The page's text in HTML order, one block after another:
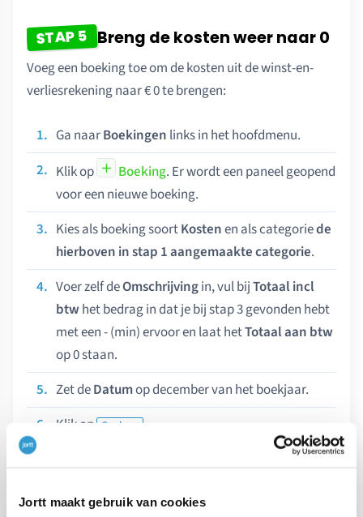
Jortt maakt gebruik van cookies
STAP 5 Breng de kosten weer naar 0
Voeg een boeking toe om de kosten uit de winst-en-
verliesrekening naar € 0 te brengen:
Ga naarBoekingen links in het hoofdmenu.
Klik op
Boeking. Er wordt een paneel geopend
voor een nieuwe boeking.
Kies als boeking soortKostenen als categoriede
hierboven in stap 1 aangemaakte categorie.
Voer zelf deOmschrijvingin, vul bijTotaal incl
btw het bedrag in dat je bij stap 3 gevonden hebt
met een - (min) ervoor en laat hetTotaal aan btw
op 0 staan.
Zet deDatumop december van het boekjaar.
Klik op
Opslaan
Mogelijke koppelingenop